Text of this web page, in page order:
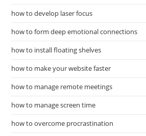
how to develop laser focus
how to form deep emotional connections
how to install floating shelves
how to make your website faster
how to manage remote meetings
how to manage screen time
how to overcome procrastination